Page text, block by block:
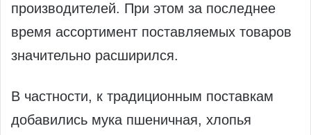
производителей. При этом за последнее
время ассортимент поставляемых товаров
значительно расширился.
В частности, к традиционным поставкам
добавились мука пшеничная, хлопья